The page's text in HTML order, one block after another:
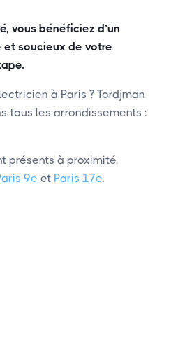
vous bénéficiez d’un
soucieux de votre
à Paris ? Tordjman
tous les arrondissements :
présents à proximité,
9e et Paris 17e.